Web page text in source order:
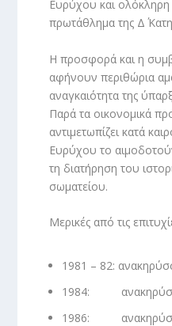
Ευρύχου και
πρωτάθλημα της Δ΄
Η προσφορά και η
αφήνουν περιθώρια
αναγκαιότητα της
Παρά τα οικονομικά
αντιμετωπίζει κατά
Ευρύχου το
τη διατήρηση του
σωματείου.
Μερικές από τις
1981 – 82:
1984:
1986: